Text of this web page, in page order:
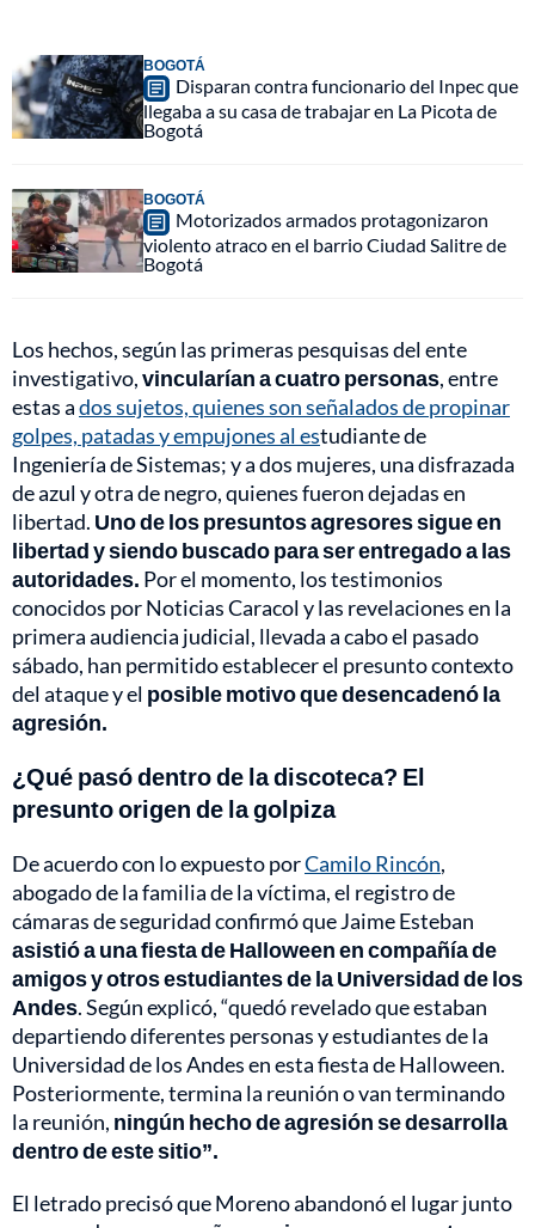
BOGOTÁ
Disparan contra funcionario del Inpec que
llegaba a su casa de trabajar en La Picota de
Bogotá
BOGOTÁ
Motorizados armados protagonizaron
violento atraco en el barrio Ciudad Salitre de
Bogotá
Los hechos, según las primeras pesquisas del ente
investigativo,vincularían a cuatro personas, entre
estas ados sujetos, quienes son señalados de propinar
golpes, patadas y empujones al estudiante de
Ingeniería de Sistemas; y a dos mujeres, una disfrazada
de azul y otra de negro, quienes fueron dejadas en
libertad. Uno de los presuntos agresores sigue en
libertad y siendo buscado para ser entregado a las
autoridades. Por el momento, los testimonios
conocidos por Noticias Caracol y las revelaciones en la
primera audiencia judicial, llevada a cabo el pasado
sábado, han permitido establecer el presunto contexto
del ataque y el posible motivo que desencadenó la
agresión.
¿Qué pasó dentro de la discoteca? El
presunto origen de la golpiza
De acuerdo con lo expuesto porCamilo Rincón,
abogado de la familia de la víctima, el registro de
cámaras de seguridad confirmó que Jaime Esteban
asistió a una fiesta de Halloween en compañía de
amigos y otros estudiantes de la Universidad de los
Andes. Según explicó, “quedó revelado que estaban
departiendo diferentes personas y estudiantes de la
Universidad de los Andes en esta fiesta de Halloween.
Posteriormente, termina la reunión o van terminando
la reunión, ningún hecho de agresión se desarrolla
dentro de este sitio”.
El letrado precisó que Moreno abandonó el lugar junto